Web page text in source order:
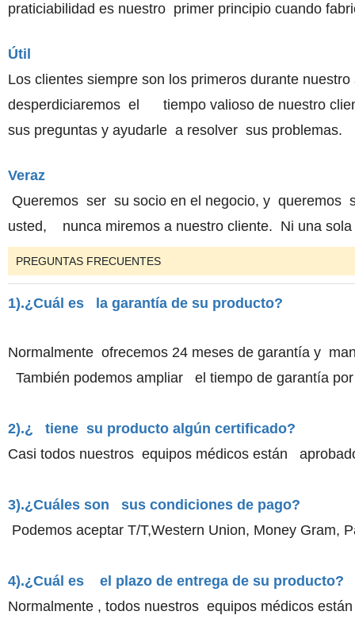
praticiabilidad es nuestro primer principio cuando
Útil
Los clientes siempre son los primeros durante
desperdiciaremos el
tiempo valioso de nuestro
sus preguntas y ayudarle a resolver sus problemas.
Veraz
Queremos ser su socio en el negocio, y queremos
usted,
nunca miremos a nuestro cliente. Ni una
PREGUNTAS FRECUENTES
1).¿Cuál es la garantía de su producto?
Normalmente ofrecemos 24 meses de garantía y
También podemos ampliar el tiempo de garantía
2).¿ tiene su producto algún certificado?
Casi todos nuestros equipos médicos están
3).¿Cuáles son sus condiciones de pago?
Podemos aceptar T/T,Western Union, Money Gram,
4).¿Cuál es el plazo de entrega de su producto?
Normalmente , todos nuestros equipos médicos